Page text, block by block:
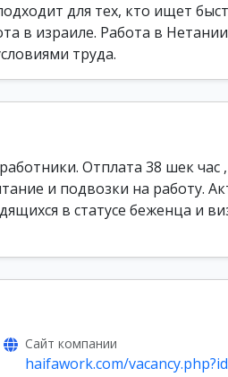
для тех, кто ищет
в израиле. Работа в
труда.
Отплата 38 шек час
и подвозки на работу.
в статусе беженца и
Сайт компании
haifawork.com/